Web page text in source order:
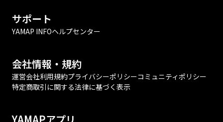
サポート
YAMAP INFOヘルプセンター
会社情報・規約
運営会社利用規約プライバシーポリシーコミュニティポリシー
特定商取引に関する法律に基づく表示